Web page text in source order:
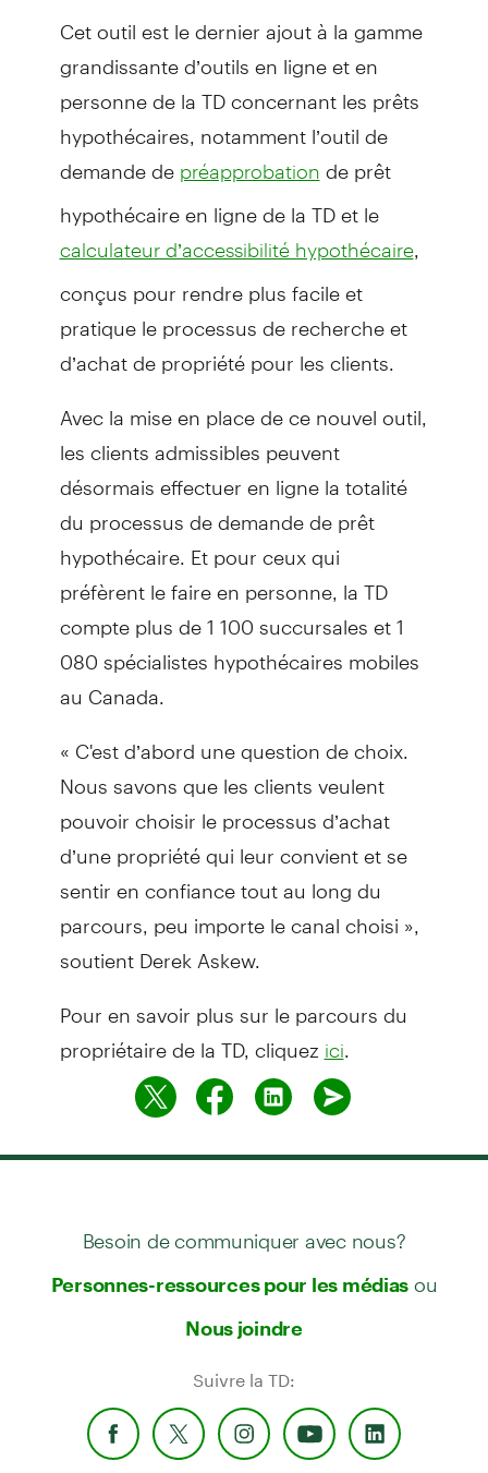
Cet outil est le dernier ajout à la gamme
grandissante d’outils en ligne et en
personne de la TD concernant les prêts
hypothécaires, notamment l’outil de
demande de préapprobation de prêt
hypothécaire en ligne de la TD et le
calculateur d’accessibilité hypothécaire,
conçus pour rendre plus facile et
pratique le processus de recherche et
d’achat de propriété pour les clients.
Avec la mise en place de ce nouvel outil,
les clients admissibles peuvent
désormais effectuer en ligne la totalité
du processus de demande de prêt
hypothécaire. Et pour ceux qui
préfèrent le faire en personne, la TD
compte plus de 1 100 succursales et 1
080 spécialistes hypothécaires mobiles
au Canada.
« C'est d’abord une question de choix.
Nous savons que les clients veulent
pouvoir choisir le processus d’achat
d’une propriété qui leur convient et se
sentir en confiance tout au long du
parcours, peu importe le canal choisi »,
soutient Derek Askew.
Pour en savoir plus sur le parcours du
propriétaire de la TD, cliquez ici
Besoin de communiquer avec nous?
Personnes-ressources pour les médias ou
Nous joindre
Suivre la TD: